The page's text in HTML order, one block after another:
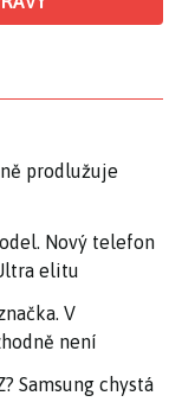
prodlužuje
Nový telefon
elitu
V
není
Samsung chystá